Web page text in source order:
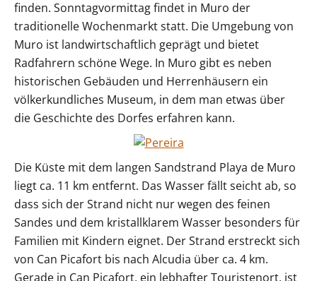
finden. Sonntagvormittag findet in Muro der
traditionelle Wochenmarkt statt. Die Umgebung von
Muro ist landwirtschaftlich geprägt und bietet
Radfahrern schöne Wege. In Muro gibt es neben
historischen Gebäuden und Herrenhäusern ein
völkerkundliches Museum, in dem man etwas über
die Geschichte des Dorfes erfahren kann.
Die Küste mit dem langen Sandstrand Playa de Muro
liegt ca. 11 km entfernt. Das Wasser fällt seicht ab, so
dass sich der Strand nicht nur wegen des feinen
Sandes und dem kristallklarem Wasser besonders für
Familien mit Kindern eignet. Der Strand erstreckt sich
von Can Picafort bis nach Alcudia über ca. 4 km.
Gerade in Can Picafort, ein lebhafter Touristenort, ist